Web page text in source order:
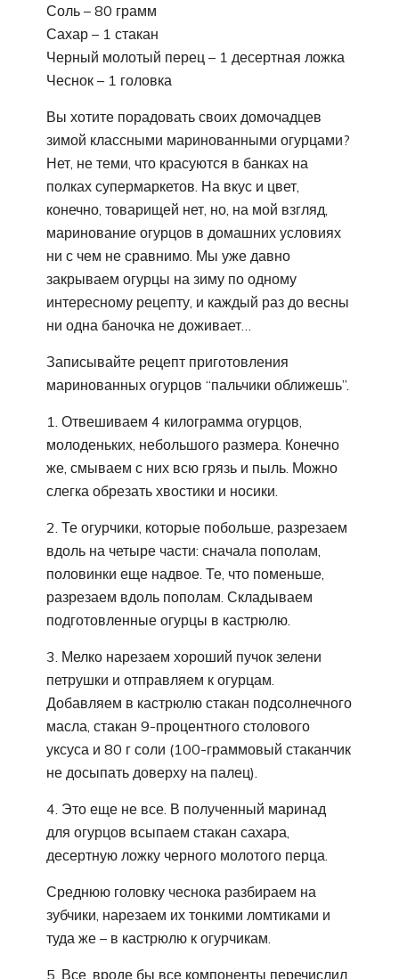
Соль – 80 грамм
Сахар – 1 стакан
Черный молотый перец – 1 десертная ложка
Чеснок – 1 головка
Вы хотите порадовать своих домочадцев
зимой классными маринованными огурцами?
Нет, не теми, что красуются в банках на
полках супермаркетов. На вкус и цвет,
конечно, товарищей нет, но, на мой взгляд,
маринование огурцов в домашних условиях
ни с чем не сравнимо. Мы уже давно
закрываем огурцы на зиму по одному
интересному рецепту, и каждый раз до весны
ни одна баночка не доживает…
Записывайте рецепт приготовления
маринованных огурцов “пальчики оближешь”.
1. Отвешиваем 4 килограмма огурцов,
молоденьких, небольшого размера. Конечно
же, смываем с них всю грязь и пыль. Можно
слегка обрезать хвостики и носики.
2. Те огурчики, которые побольше, разрезаем
вдоль на четыре части: сначала пополам,
половинки еще надвое. Те, что поменьше,
разрезаем вдоль пополам. Складываем
подготовленные огурцы в кастрюлю.
3. Мелко нарезаем хороший пучок зелени
петрушки и отправляем к огурцам.
Добавляем в кастрюлю стакан подсолнечного
масла, стакан 9-процентного столового
уксуса и 80 г соли (100-граммовый стаканчик
не досыпать доверху на палец).
4. Это еще не все. В полученный маринад
для огурцов всыпаем стакан сахара,
десертную ложку черного молотого перца.
Среднюю головку чеснока разбираем на
зубчики, нарезаем их тонкими ломтиками и
туда же – в кастрюлю к огурчикам.
5. Все, вроде бы все компоненты перечислил.